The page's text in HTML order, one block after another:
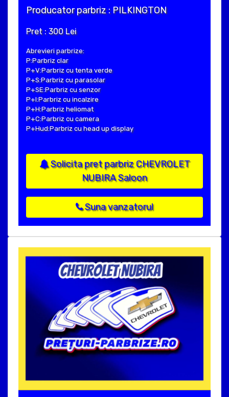
Producator parbriz : PILKINGTON
Pret : 300 Lei
Abrevieri parbrize:
P:Parbriz clar
P+V:Parbriz cu tenta verde
P+S:Parbriz cu parasolar
P+SE:Parbriz cu senzor
P+I:Parbriz cu incalzire
P+H:Parbriz heliomat
P+C:Parbriz cu camera
P+Hud:Parbriz cu head up display
Solicita pret parbriz CHEVROLET
NUBIRA Saloon
Suna vanzatorul